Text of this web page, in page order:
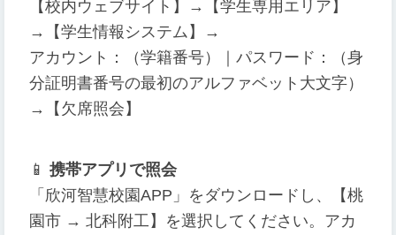
【校内ウェブサイト】→【学生専用エリア】
→【学生情報システム】→
アカウント：（学籍番号）｜パスワード：（身
分証明書番号の最初のアルファベット大文字）
→【欠席照会】
📱 携帯アプリで照会
「欣河智慧校園APP」をダウンロードし、【桃
園市 → 北科附工】を選択してください。アカ